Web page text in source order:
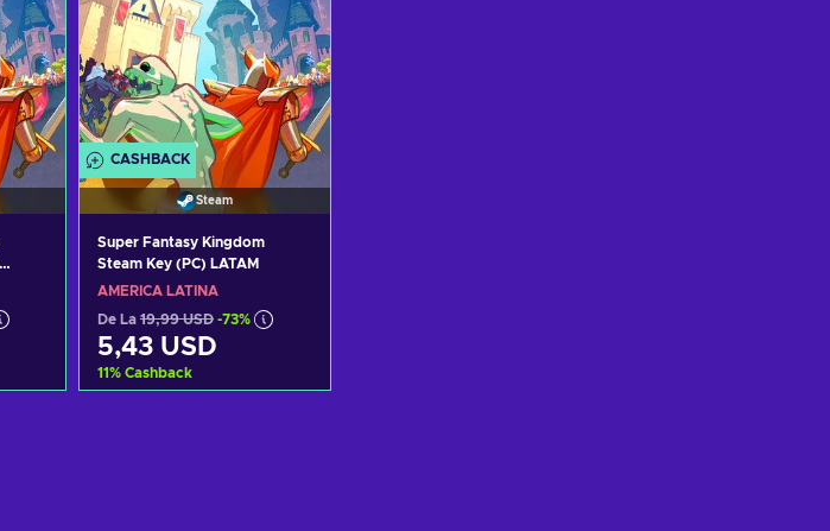
CASHBACK
Steam
Super Fantasy Kingdom
Steam Key (PC) LATAM
AMERICA LATINĂ
De La 19,99 USD -73%
5,43 USD
11% Cashback